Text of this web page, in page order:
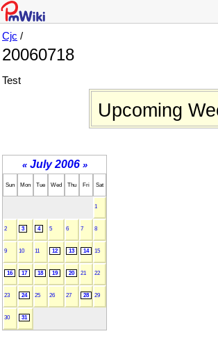
Cjc /
20060718
Test
Upcoming
« July 2006 »
Sun Mon Tue Wed Thu Fri Sat
1
2 3 4 5 6 7 8
9 10 11 12 13 14 15
16 17 18 19 20 21 22
23 24 25 26 27 28 29
30 31